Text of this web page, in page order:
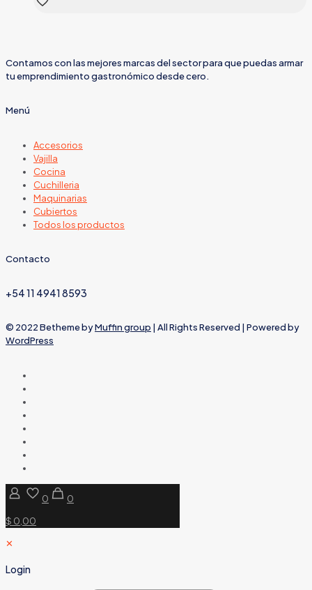
Contamos con las mejores marcas del sector para que puedas armar
tu emprendimiento gastronómico desde cero.
Menú
Accesorios
Vajilla
Cocina
Cuchilleria
Maquinarias
Cubiertos
Todos los productos
Contacto
+54 11 4941 8593
© 2022 Betheme byMuffin group | All Rights Reserved | Powered by
WordPress
0
0
$ 0,00
✕
Login